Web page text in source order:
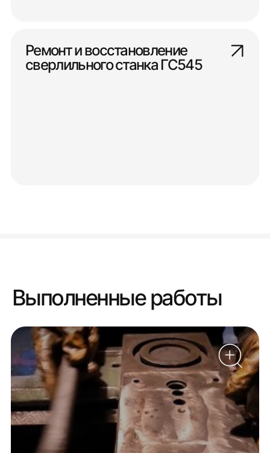
Ремонт и восстановление
сверлильного станка ГС545
Выполненные работы